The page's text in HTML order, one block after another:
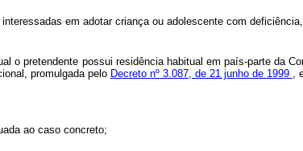
em adotar criança ou adolescente com
o pretendente possui residência habitual em país-parte da
promulgada pelo Decreto nº 3.087, de 21 junho de 1999 ,
ao caso concreto;